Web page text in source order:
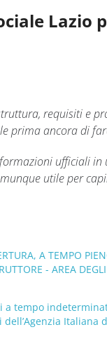
Lazio
requisiti e
prima ancora di
ufficiali in
utile per
A TEMPO
- AREA
tempo
Italiana